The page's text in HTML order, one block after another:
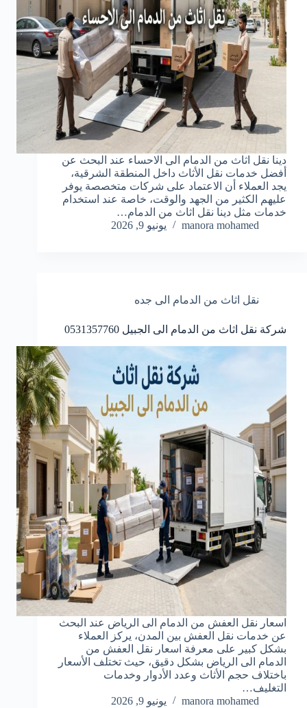
دينا نقل اثاث من الدمام الى الاحساء عند البحث عن
أفضل خدمات نقل الأثاث داخل المنطقة الشرقية،
يجد العملاء أن الاعتماد على شركات متخصصة يوفر
عليهم الكثير من الجهد والوقت، خاصة عند استخدام
خدمات مثل دينا نقل اثاث من الدمام…
manora mohamed
يونيو 9, 2026
نقل اثاث من الدمام الى جده
شركة نقل اثاث من الدمام الى الجبيل 0531357760
اسعار نقل العفش من الدمام الى الرياض عند البحث
عن خدمات نقل العفش بين المدن، يركز العملاء
بشكل كبير على معرفة اسعار نقل العفش من
الدمام الى الرياض بشكل دقيق، حيث تختلف الأسعار
باختلاف حجم الأثاث وعدد الأدوار وخدمات
التغليف…
manora mohamed
يونيو 9, 2026